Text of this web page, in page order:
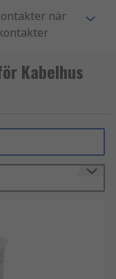
när
PCB-
skydd för
Kabelhus